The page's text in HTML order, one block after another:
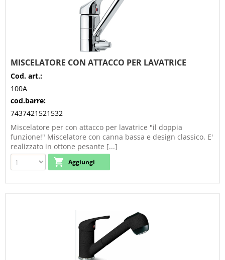
MISCELATORE CON ATTACCO PER LAVATRICE
Cod. art.:
100A
cod.barre:
7437421521532
Miscelatore per con attacco per lavatrice "il doppia
funzione!" Miscelatore con canna bassa e design classico. E'
realizzato in ottone pesante [...]